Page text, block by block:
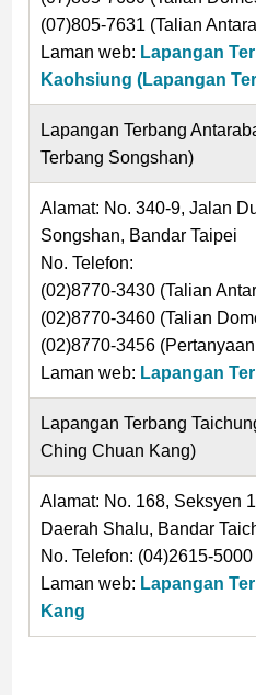
(07)805-7631 (Talian
Laman web: Lapangan
Kaohsiung (Lapangan
Lapangan Terbang
Terbang Songshan)
Alamat: No. 340-9, Jalan
Songshan, Bandar Taipei
No. Telefon:
(02)8770-3430 (Talian
(02)8770-3460 (Talian
(02)8770-3456
Laman web: Lapangan
Lapangan Terbang
Ching Chuan Kang)
Alamat: No. 168, Seksyen
Daerah Shalu, Bandar
No. Telefon: (04)2615-5000
Laman web: Lapangan
Kang